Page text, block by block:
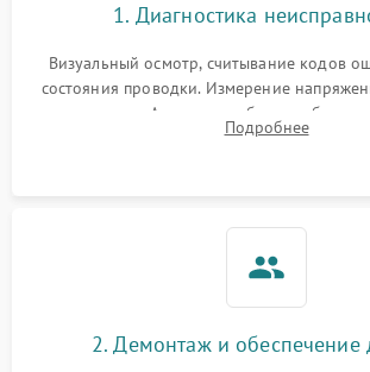
1. Диагностика
Визуальный осмотр, считывание кодов
состояния проводки. Измерение
колодке. Анализ жалоб на проблемы
конвекцией, панелью управления или
Подробнее
2. Демонтаж и обеспечение